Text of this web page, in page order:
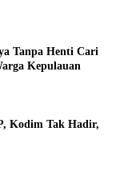
Tanpa Henti Cari
Kepulauan
Kodim Tak Hadir,